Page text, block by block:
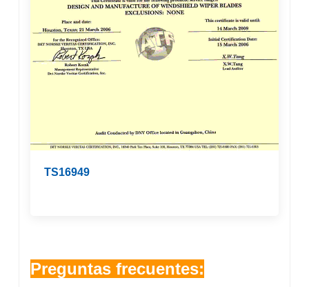
TS16949
Preguntas frecuentes: